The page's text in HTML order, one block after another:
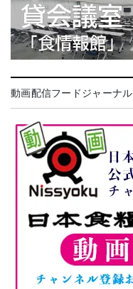
動画配信フードジャーナル